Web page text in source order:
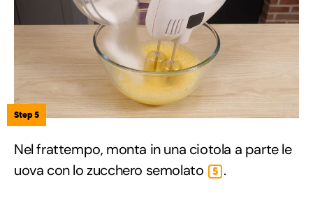
Step 5
Nel frattempo, monta in una ciotola a parte le
uova con lo zucchero semolato
5 .